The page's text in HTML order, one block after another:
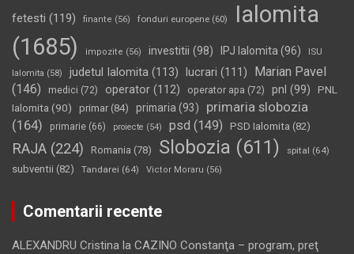
fetesti (119) finante (56) fonduri europene (60)
Ialomita
(1685)
impozite (56) investitii (98) IPJ Ialomita (96) ISU
Ialomita (58) judetul Ialomita (113) lucrari (111)
Marian Pavel
(146)
medici (72) operator (112) operator apa (72) pnl (99)
PNL
Ialomita (90) primar(84) primaria (93)
primaria slobozia
(164)
primarie (66) proiecte (54) psd (149) PSD Ialomita (82)
RAJA (224) Romania (78) Slobozia (611) spital (64)
subventii (82) Tandarei (64) Victor Moraru (56)
Comentarii recente
ALEXANDRU Cristina la CAZINO Constanţa – program, preţ